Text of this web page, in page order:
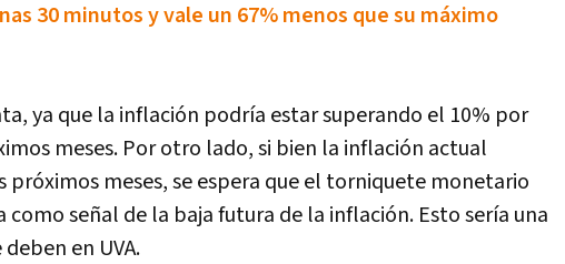
30 minutos y vale un 67% menos que su máximo
ya que la inflación podría estar superando el 10% por
meses. Por otro lado, si bien la inflación actual
próximos meses, se espera que el torniquete monetario
como señal de la baja futura de la inflación. Esto sería una
en UVA.